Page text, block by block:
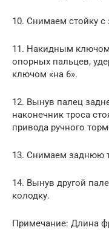
10. Снимаем стойку
11. Накидным ключом
опорных пальцев,
ключом «на 6».
12. Вынув палец
наконечник троса
привода ручного
13. Снимаем заднюю
14. Вынув другой
колодку.
Примечание: Длина